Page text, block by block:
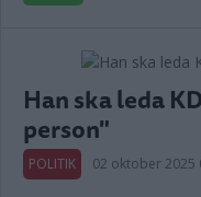
Han ska leda
person"
POLITIK 02 oktober 2025